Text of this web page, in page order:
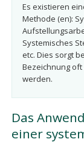
Es existieren
Methode (en):
Systemisches
etc. Dies sorgt
Bezeichnung
werden.
Das
einer